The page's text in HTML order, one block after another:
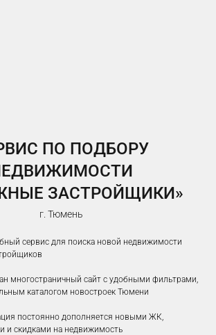
ПО ПОДБОРУ
ЗАСТРОЙЩИКИ»
г. Тюмень
сервис для поиска новой недвижимости
многостраничный сайт с удобными фильтрами,
каталогом новостроек Тюмени
постоянно дополняется новыми ЖК,
и скидками на недвижимость